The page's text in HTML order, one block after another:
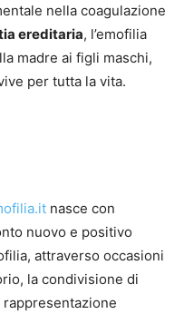
nella coagulazione
ereditaria, l’emofilia
madre ai figli maschi,
per tutta la vita.
nasce con
nuovo e positivo
attraverso occasioni
la condivisione di